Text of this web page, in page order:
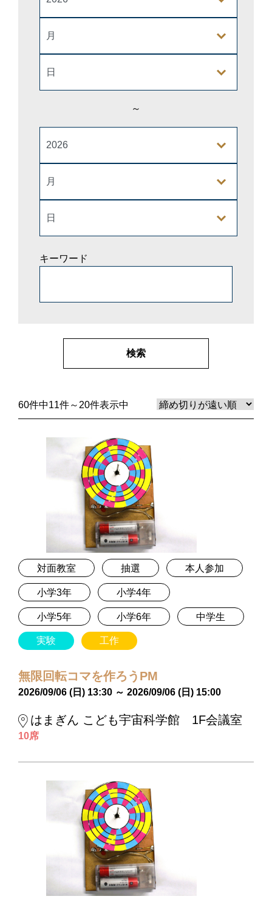
～
キーワード
検索
60件中11件～20件表示中
対面教室 抽選 本人参加
小学3年 小学4年
小学5年 小学6年 中学生
実験 工作
無限回転コマを作ろうPM
2026/09/06 (日) 13:30 ～ 2026/09/06 (日) 15:00
はまぎん こども宇宙科学館 1F会議室
10席